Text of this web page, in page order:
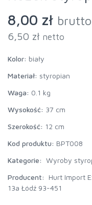
8,00 zł brutto
6,50 zł netto
Kolor: biały
Materiał: styropian
Waga: 0.1 kg
Wysokość: 37 cm
Szerokość: 12 cm
Kod produktu: BPT008
Kategorie: Wyroby
Producent:
Hurt Import
13a Łódź 93-451